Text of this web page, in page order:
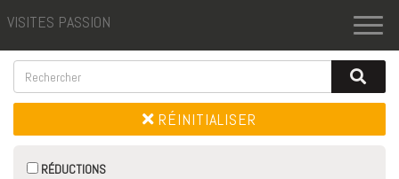
VISITES PASSION
RÉINITIALISER
RÉDUCTIONS